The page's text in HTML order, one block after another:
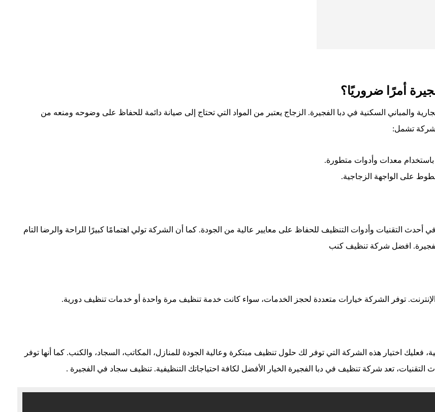
أمرًا ضروريًا؟
والمباني السكنية في دبا الفجيرة. الزجاج يعتبر من المواد التي تحتاج إلى صيانة دائمة للحفاظ على وضوحه ومنعه من
تشمل:
باستخدام معدات وأدوات متطورة.
على الواجهة الزجاجية.
أحدث التقنيات وأدوات التنظيف للحفاظ على معايير عالية من الجودة. كما أن الشركة تولي اهتمامًا كبيرًا للراحة والرضا التام
افضل شركة تنظيف كنب
توفر الشركة خيارات متعددة لحجز الخدمات، سواء كانت خدمة تنظيف مرة واحدة أو خدمات تنظيف دورية.
فعليك اختيار هذه الشركة التي توفر لك حلول تنظيف مبتكرة وعالية الجودة للمنازل، المكاتب، السجاد، والكنب. كما أنها توفر
تعد شركة تنظيف في دبا الفجيرة الخيار الأفضل لكافة احتياجاتك التنظيفية. تنظيف سجاد في الفجيرة .